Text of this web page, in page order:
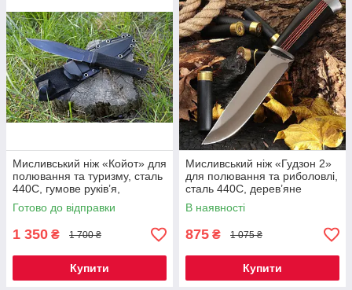
Мисливський ніж «Койот» для
полювання та туризму, сталь
440C, гумове руків’я,
пластиковий чохол
Готово до відправки
1 350 ₴ 1 700 ₴
Купити
Мисливський ніж «Гудзон 2»
для полювання та риболовлі,
сталь 440C, дерев’яне
руків’я, чохол Cordura
В наявності
875 ₴ 1 075 ₴
Купити